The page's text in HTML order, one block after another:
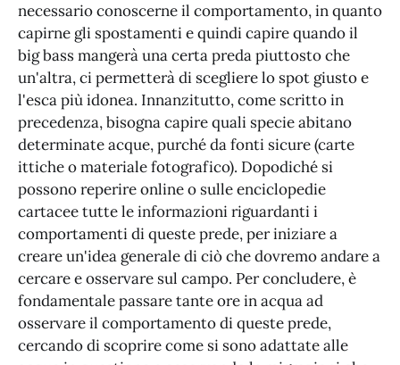
necessario conoscerne il comportamento, in quanto
capirne gli spostamenti e quindi capire quando il
big bass mangerà una certa preda piuttosto che
un'altra, ci permetterà di scegliere lo spot giusto e
l'esca più idonea. Innanzitutto, come scritto in
precedenza, bisogna capire quali specie abitano
determinate acque, purché da fonti sicure (carte
ittiche o materiale fotografico). Dopodiché si
possono reperire online o sulle enciclopedie
cartacee tutte le informazioni riguardanti i
comportamenti di queste prede, per iniziare a
creare un'idea generale di ciò che dovremo andare a
cercare e osservare sul campo. Per concludere, è
fondamentale passare tante ore in acqua ad
osservare il comportamento di queste prede,
cercando di scoprire come si sono adattate alle